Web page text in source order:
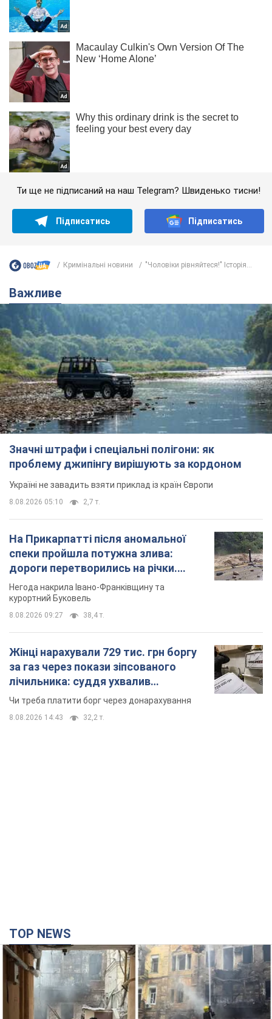
Ти ще не підписаний на наш Telegram? Швиденько тисни!
Підписатись Підписатись
Кримінальні новини "Чоловіки рівняйтеся!" Історія...
Важливе
Значні штрафи і спеціальні полігони: як
проблему джипінгу вирішують за кордоном
Україні не завадить взяти приклад із країн Європи
8.08.2026 05:10 2,7 т.
На Прикарпатті після аномальної
спеки пройшла потужна злива:
дороги перетворились на річки.
Відео
Негода накрила Івано-Франківщину та
курортний Буковель
8.08.2026 09:27 38,4 т.
Жінці нарахували 729 тис. грн боргу
за газ через покази зіпсованого
лічильника: суддя ухвалив
неочікуване рішення
Чи треба платити борг через донарахування
8.08.2026 14:43 32,2 т.
TOP NEWS